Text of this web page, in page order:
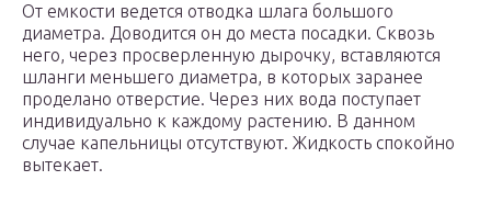
От емкости ведется отводка шлага большого
диаметра. Доводится он до места посадки. Сквозь
него, через просверленную дырочку, вставляются
шланги меньшего диаметра, в которых заранее
проделано отверстие. Через них вода поступает
индивидуально к каждому растению. В данном
случае капельницы отсутствуют. Жидкость спокойно
вытекает.